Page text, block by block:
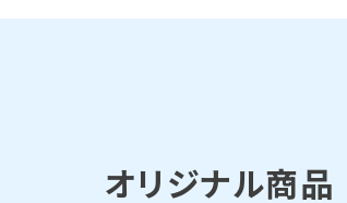
オリジナル商品